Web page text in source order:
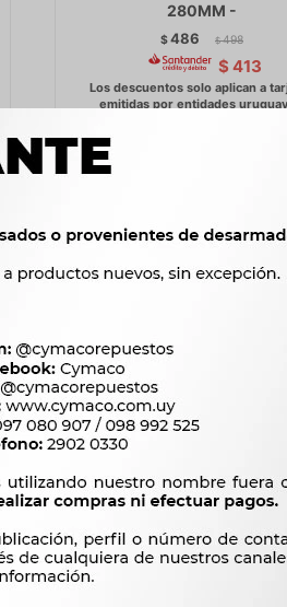
280MM -
$486 $ 498
$ 413
GOMAS DE FRENO JMC GUIA
TRAS JX1032-43 -
$444 $ 455
$ 377